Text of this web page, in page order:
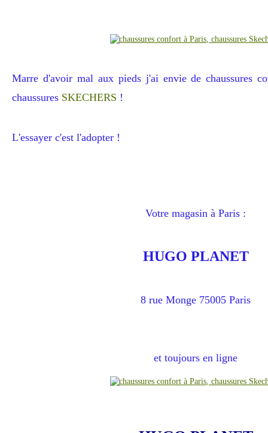
Marre d'avoir mal aux pieds j'ai envie de chaussures
chaussures SKECHERS !
L'essayer c'est l'adopter !
Votre magasin à Paris :
HUGO PLANET
8 rue Monge 75005 Paris
et toujours en ligne